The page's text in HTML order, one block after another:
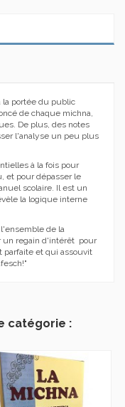
la portée du public
de chaque michna,
De plus, des notes
l'analyse un peu plus
à la fois pour
et pour dépasser le
scolaire. Il est un
la logique interne
de la
un regain d'intérêt pour
parfaite et qui assouvit
catégorie :